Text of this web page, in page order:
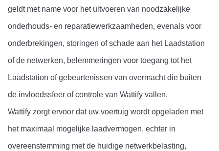
geldt met name voor het uitvoeren van noodzakelijke
onderhouds- en reparatiewerkzaamheden, evenals voor
onderbrekingen, storingen of schade aan het Laadstation
of de netwerken, belemmeringen voor toegang tot het
Laadstation of gebeurtenissen van overmacht die buiten
de invloedssfeer of controle van Wattify vallen.
Wattify zorgt ervoor dat uw voertuig wordt opgeladen met
het maximaal mogelijke laadvermogen, echter in
overeenstemming met de huidige netwerkbelasting,